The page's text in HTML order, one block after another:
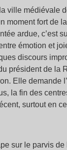
ville médiévale
moment fort de
ardue, c’est
émotion et
discours
président de la
Elle demande
la fin des
surtout en
sur le parvis